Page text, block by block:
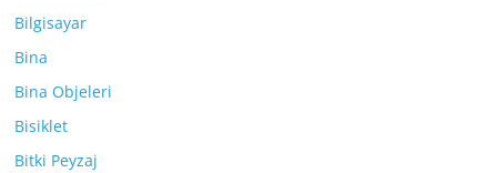
Bilgisayar
Bina
Bina Objeleri
Bisiklet
Bitki Peyzaj